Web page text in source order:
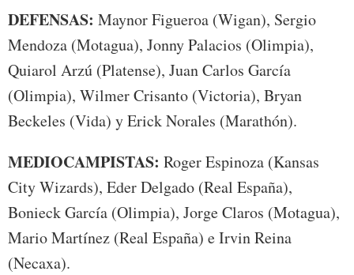
DEFENSAS: Maynor Figueroa (Wigan), Sergio
Mendoza (Motagua), Jonny Palacios (Olimpia),
Quiarol Arzú (Platense), Juan Carlos García
(Olimpia), Wilmer Crisanto (Victoria), Bryan
Beckeles (Vida) y Erick Norales (Marathón).
MEDIOCAMPISTAS: Roger Espinoza (Kansas
City Wizards), Eder Delgado (Real España),
Bonieck García (Olimpia), Jorge Claros (Motagua),
Mario Martínez (Real España) e Irvin Reina
(Necaxa).